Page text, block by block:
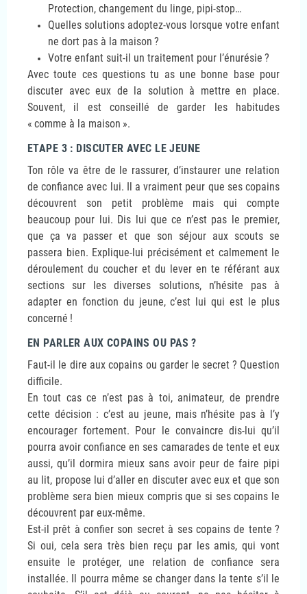
Protection, changement du linge, pipi-stop…
Quelles solutions adoptez-vous lorsque votre enfant
ne dort pas à la maison ?
Votre enfant suit-il un traitement pour l’énurésie ?
Avec toute ces questions tu as une bonne base pour
discuter avec eux de la solution à mettre en place.
Souvent, il est conseillé de garder les habitudes
« comme à la maison ».
ETAPE 3 : DISCUTER AVEC LE JEUNE
Ton rôle va être de le rassurer, d’instaurer une relation
de confiance avec lui. Il a vraiment peur que ses copains
découvrent son petit problème mais qui compte
beaucoup pour lui. Dis lui que ce n’est pas le premier,
que ça va passer et que son séjour aux scouts se
passera bien. Explique-lui précisément et calmement le
déroulement du coucher et du lever en te référant aux
sections sur les diverses solutions, n’hésite pas à
adapter en fonction du jeune, c’est lui qui est le plus
concerné !
EN PARLER AUX COPAINS OU PAS ?
Faut-il le dire aux copains ou garder le secret ? Question
difficile.
En tout cas ce n’est pas à toi, animateur, de prendre
cette décision : c’est au jeune, mais n’hésite pas à l’y
encourager fortement. Pour le convaincre dis-lui qu’il
pourra avoir confiance en ses camarades de tente et eux
aussi, qu’il dormira mieux sans avoir peur de faire pipi
au lit, propose lui d’aller en discuter avec eux et que son
problème sera bien mieux compris que si ses copains le
découvrent par eux-même.
Est-il prêt à confier son secret à ses copains de tente ?
Si oui, cela sera très bien reçu par les amis, qui vont
ensuite le protéger, une relation de confiance sera
installée. Il pourra même se changer dans la tente s’il le